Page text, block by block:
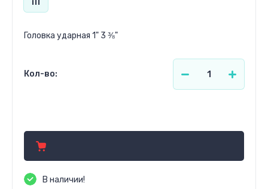
Головка ударная 1" 3 ⅜"
Кол-во:
В наличии!